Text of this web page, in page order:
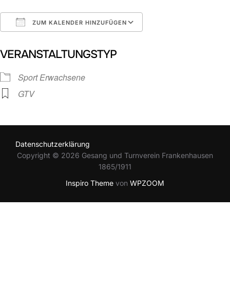
ZUM KALENDER HINZUFÜGEN
VERANSTALTUNGSTYP
Sport Erwachsene
GTV
Datenschutzerklärung
Copyright © 2026 Gesang und Turnverein Frankenhausen
1865/1911
Inspiro Theme von WPZOOM